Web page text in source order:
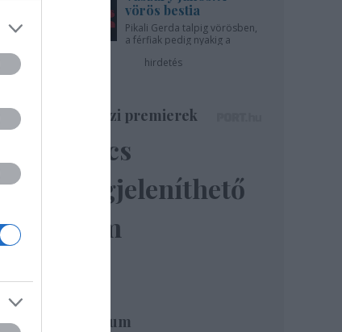
vörös bestia
Pikali Gerda talpig vörösben,
a férfiak pedig nyakig a
hirdetés
Színházi premierek
Nincs
megjeleníthető
elem
Archívum